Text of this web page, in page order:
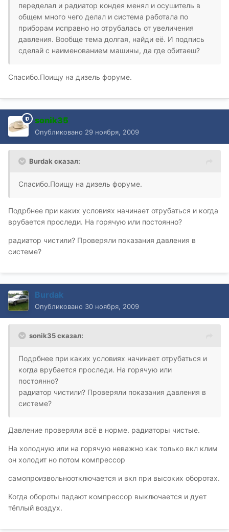
переделал и радиатор кондея менял и осушитель в
общем много чего делал и система работала по
приборам исправно но отрубалась от увеличения
давления. Вообще тема долгая, найди её. И подпись
сделай с наименованием машины, да где обитаеш?
Спасибо.Поищу на дизель форуме.
sonik35
Опубликовано 29 ноября, 2009
Burdak сказал:
Спасибо.Поищу на дизель форуме.
Подрбнее при каких условиях начинает отрубаться и когда
врубается проследи. На горячую или постоянно?
радиатор чистили? Проверяли показания давления в
системе?
Burdak
Опубликовано 30 ноября, 2009
sonik35 сказал:
Подрбнее при каких условиях начинает отрубаться и
когда врубается проследи. На горячую или
постоянно?
радиатор чистили? Проверяли показания давления в
системе?
Давление проверяли всё в норме. радиаторы чистые.
На холодную или на горячую неважно как только вкл клим
он холодит но потом компрессор
самопроизвольноотключается и вкл при высоких оборотах.
Когда обороты падают компрессор выключается и дует
тёплый воздух.